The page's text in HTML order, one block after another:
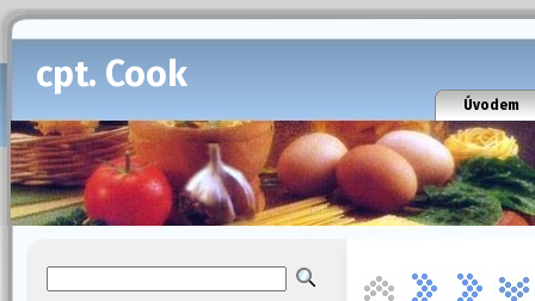
cpt. Cook
Úvodem